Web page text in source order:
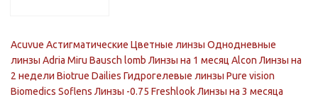
Acuvue Астигматические Цветные линзы Однодневные
линзы Adria Miru Bausch lomb Линзы на 1 месяц Alcon Линзы на
2 недели Biotrue Dailies Гидрогелевые линзы Pure vision
Biomedics Soflens Линзы -0.75 FreshlookЛинзы на 3 месяца